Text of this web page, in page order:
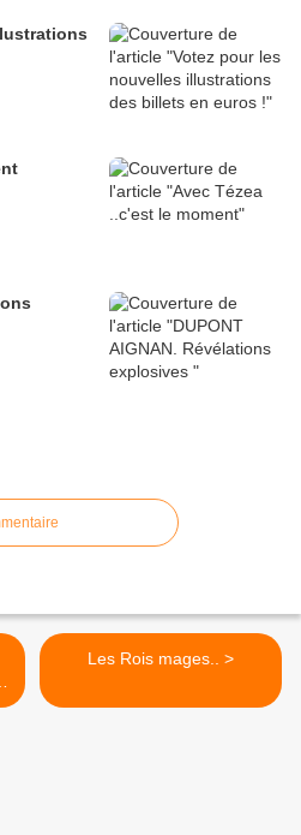
Les Rois mages.. >